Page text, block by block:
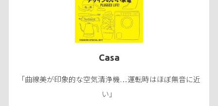
Casa
「曲線美が印象的な空気清浄機…運転時はほぼ無音に近
い」